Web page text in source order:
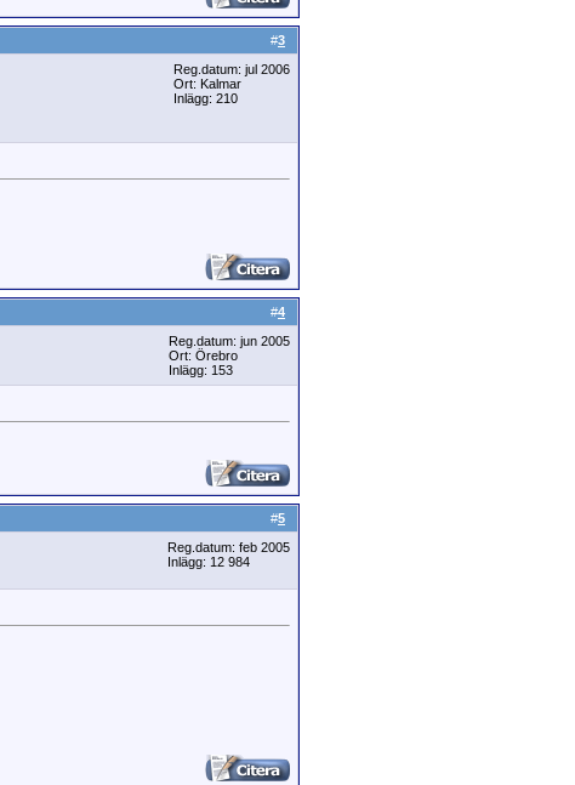
#3
Reg.datum: jul 2006
Ort: Kalmar
Inlägg: 210
#4
Reg.datum: jun 2005
Ort: Örebro
Inlägg: 153
#5
Reg.datum: feb 2005
Inlägg: 12 984